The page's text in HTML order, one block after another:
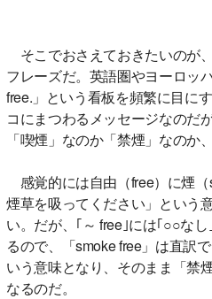
そこでおさえておきたいのが
フレーズだ。英語圏やヨーロッ
free.」という看板を頻繁に目に
コにまつわるメッセージなのだ
「喫煙」なのか「禁煙」なのか
感覚的には自由（free）に煙
煙草を吸ってください」という
い。だが、｢～ free｣には｢○○な
るので、「smoke free」は直訳
いう意味となり、そのまま「禁
なるのだ。